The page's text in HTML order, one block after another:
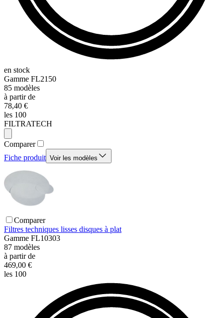
en stock
Gamme FL2150
85 modèles
à partir de
78,40 €
les 100
FILTRATECH
Comparer
Fiche produit Voir les modèles
Comparer
Filtres techniques lisses disques à plat
Gamme FL10303
87 modèles
à partir de
469,00 €
les 100